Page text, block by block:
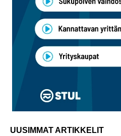
UUSIMMAT ARTIKKELIT